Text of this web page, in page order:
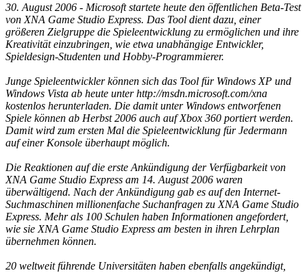
30. August 2006 - Microsoft startete heute den öffentlichen Beta-Test
von XNA Game Studio Express. Das Tool dient dazu, einer
größeren Zielgruppe die Spieleentwicklung zu ermöglichen und ihre
Kreativität einzubringen, wie etwa unabhängige Entwickler,
Spieldesign-Studenten und Hobby-Programmierer.
Junge Spieleentwickler können sich das Tool für Windows XP und
Windows Vista ab heute unter http://msdn.microsoft.com/xna
kostenlos herunterladen. Die damit unter Windows entworfenen
Spiele können ab Herbst 2006 auch auf Xbox 360 portiert werden.
Damit wird zum ersten Mal die Spieleentwicklung für Jedermann
auf einer Konsole überhaupt möglich.
Die Reaktionen auf die erste Ankündigung der Verfügbarkeit von
XNA Game Studio Express am 14. August 2006 waren
überwältigend. Nach der Ankündigung gab es auf den Internet-
Suchmaschinen millionenfache Suchanfragen zu XNA Game Studio
Express. Mehr als 100 Schulen haben Informationen angefordert,
wie sie XNA Game Studio Express am besten in ihren Lehrplan
übernehmen können.
20 weltweit führende Universitäten haben ebenfalls angekündigt,